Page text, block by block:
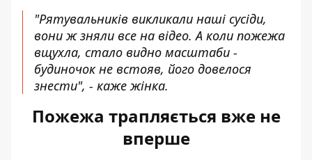
"Рятувальників викликали наші сусіди,
вони ж зняли все на відео. А коли пожежа
вщухла, стало видно масштаби -
будиночок не встояв, його довелося
знести", - каже жінка.
Пожежа трапляється вже не
вперше